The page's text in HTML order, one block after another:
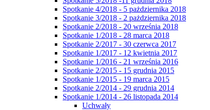
Spotkanie 4/2018 - 5 pażdziernika 2018
Spotkanie 3/2018 - 2 pażdziernika 2018
Spotkanie 2/2018 - 20 września 2018
Spotkanie 1/2018 - 28 marca 2018
Spotkanie 2/2017 - 30 czerwca 2017
Spotkanie 1/2017 - 12 kwietnia 2017
Spotkanie 1/2016 - 21 września 2016
Spotkanie 2/2015 - 15 grudnia 2015
Spotkanie 1/2015 - 19 marca 2015
Spotkanie 2/2014 - 29 grudnia 2014
Spotkanie 1/2014 - 26 listopada 2014
Uchwały